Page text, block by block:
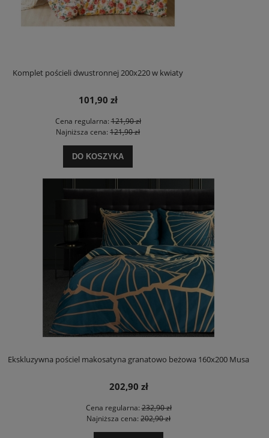
Komplet pościeli dwustronnej 200x220 w kwiaty
101,90 zł
Cena regularna:121,90 zł
Najniższa cena: 121,90 zł
DO KOSZYKA
Ekskluzywna pościel makosatyna granatowo beżowa 160x200 Musa
202,90 zł
Cena regularna:232,90 zł
Najniższa cena: 202,90 zł